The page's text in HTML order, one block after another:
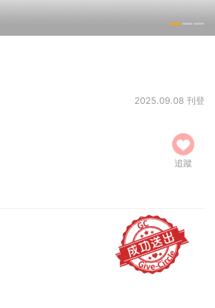
2025.09.08 刊登
追蹤